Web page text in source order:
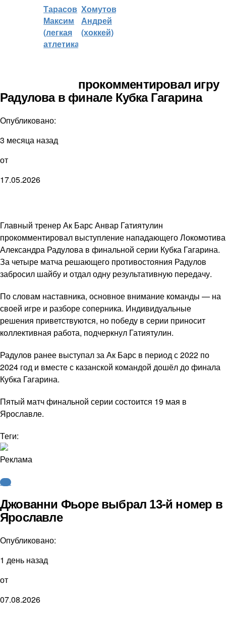
Тарасов
Максим
(легкая
атлетика)
Хомутов
Андрей
(хоккей)
прокомментировал игру
Радулова в финале Кубка Гагарина
Опубликовано:
3 месяца назад
от
17.05.2026
Главный тренер Ак Барс Анвар Гатиятулин
прокомментировал выступление нападающего Локомотива
Александра Радулова в финальной серии Кубка Гагарина.
За четыре матча решающего противостояния Радулов
забросил шайбу и отдал одну результативную передачу.
По словам наставника, основное внимание команды — на
своей игре и разборе соперника. Индивидуальные
решения приветствуются, но победу в серии приносит
коллективная работа, подчеркнул Гатиятулин.
Радулов ранее выступал за Ак Барс в период с 2022 по
2024 год и вместе с казанской командой дошёл до финала
Кубка Гагарина.
Пятый матч финальной серии состоится 19 мая в
Ярославле.
Теги:
Реклама
КХЛ
Джованни Фьоре выбрал 13-й номер в
Ярославле
Опубликовано:
1 день назад
от
07.08.2026